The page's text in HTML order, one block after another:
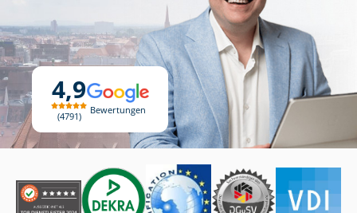
4,9
4791
Bewertungen